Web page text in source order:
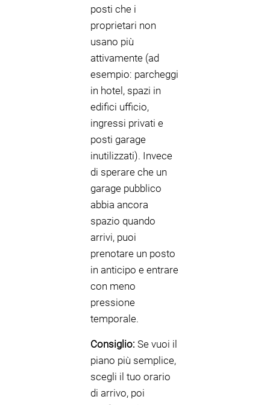
posti che i
proprietari non
usano più
attivamente (ad
esempio: parcheggi
in hotel, spazi in
edifici ufficio,
ingressi privati e
posti garage
inutilizzati). Invece
di sperare che un
garage pubblico
abbia ancora
spazio quando
arrivi, puoi
prenotare un posto
in anticipo e entrare
con meno
pressione
temporale.
Consiglio: Se vuoi il
piano più semplice,
scegli il tuo orario
di arrivo, poi